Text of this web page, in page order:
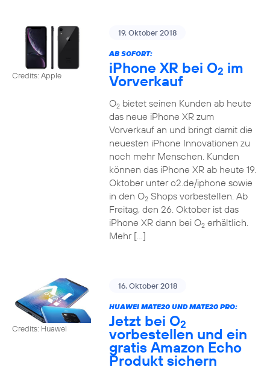
Credits: Apple
19. Oktober 2018
AB SOFORT:
iPhone XR bei O2 im
Vorverkauf
O2bietet seinen Kunden ab heute
das neue iPhone XR zum
Vorverkauf an und bringt damit die
neuesten iPhone Innovationen zu
noch mehr Menschen. Kunden
können das iPhone XR ab heute 19.
Oktober unter o2.de/iphone sowie
in den O2Shops vorbestellen. Ab
Freitag, den 26. Oktober ist das
iPhone XR dann bei O2erhältlich.
Mehr […]
Credits: Huawei
16. Oktober 2018
HUAWEI MATE20 UND MATE20 PRO:
Jetzt bei O2
vorbestellen und ein
gratis Amazon Echo
Produkt sichern